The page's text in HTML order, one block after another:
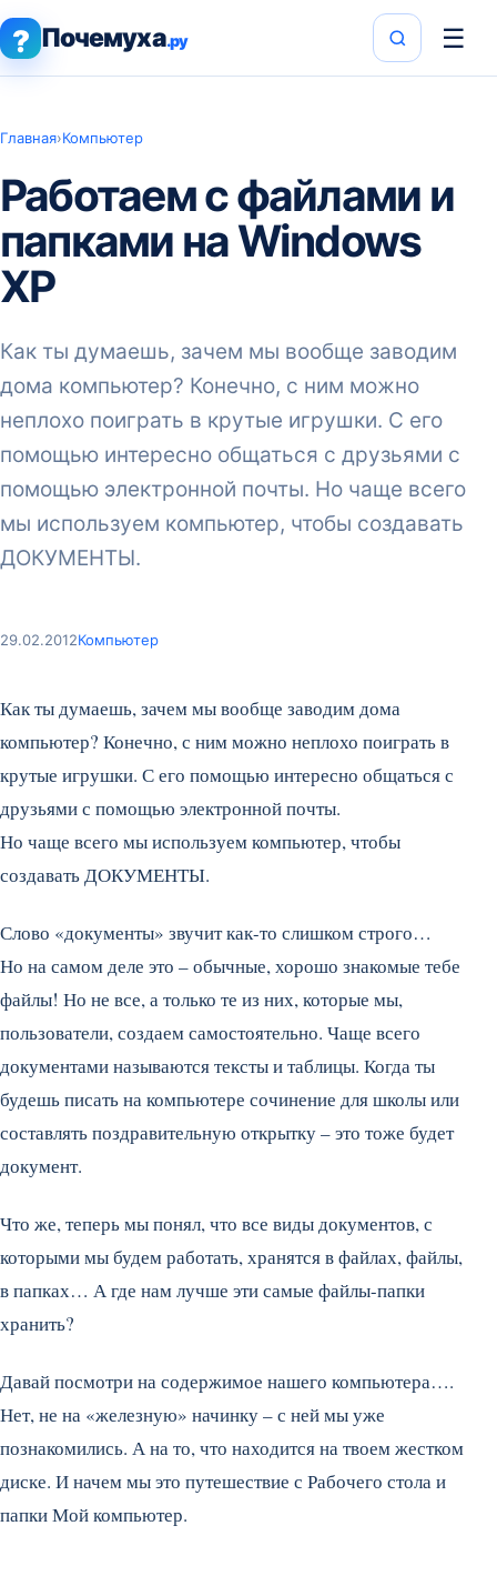
? Почемуха.ру ☰
Главная›Компьютер
Работаем с файлами и
папками на Windows
XP
Как ты думаешь, зачем мы вообще заводим
дома компьютер? Конечно, с ним можно
неплохо поиграть в крутые игрушки. С его
помощью интересно общаться с друзьями с
помощью электронной почты. Но чаще всего
мы используем компьютер, чтобы создавать
ДОКУМЕНТЫ.
29.02.2012Компьютер
Как ты думаешь, зачем мы вообще заводим дома
компьютер? Конечно, с ним можно неплохо поиграть в
крутые игрушки. С его помощью интересно общаться с
друзьями с помощью электронной почты.
Но чаще всего мы используем компьютер, чтобы
создавать ДОКУМЕНТЫ.
Слово «документы» звучит как-то слишком строго…
Но на самом деле это – обычные, хорошо знакомые тебе
файлы! Но не все, а только те из них, которые мы,
пользователи, создаем самостоятельно. Чаще всего
документами называются тексты и таблицы. Когда ты
будешь писать на компьютере сочинение для школы или
составлять поздравительную открытку – это тоже будет
документ.
Что же, теперь мы понял, что все виды документов, с
которыми мы будем работать, хранятся в файлах, файлы,
в папках… А где нам лучше эти самые файлы-папки
хранить?
Давай посмотри на содержимое нашего компьютера….
Нет, не на «железную» начинку – с ней мы уже
познакомились. А на то, что находится на твоем жестком
диске. И начем мы это путешествие с Рабочего стола и
папки Мой компьютер.